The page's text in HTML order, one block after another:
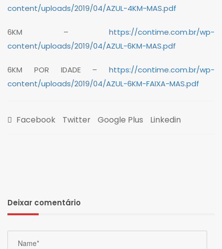
content/uploads/2019/04/AZUL-4KM-MAS.pdf
6KM – https://contime.com.br/wp-
content/uploads/2019/04/AZUL-6KM-MAS.pdf
6KM POR IDADE – https://contime.com.br/wp-
content/uploads/2019/04/AZUL-6KM-FAIXA-MAS.pdf
Facebook Twitter Google Plus Linkedin
Deixar comentário